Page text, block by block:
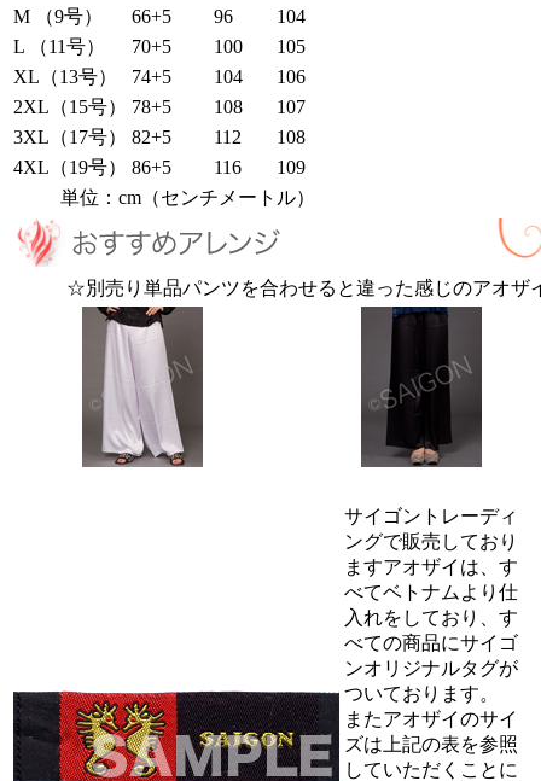
M （9号）
66+5 96
104
L （11号）
70+5 100
105
XL（13号）
74+5 104
106
2XL（15号）
78+5 108
107
3XL（17号）
82+5 112
108
4XL（19号）
86+5 116
109
単位：cm（センチメートル）
☆別売り単品パンツを合わせると違った感じのアオザ
サイゴントレーディ
ングで販売しており
ますアオザイは、す
べてベトナムより仕
入れをしており、す
べての商品にサイゴ
ンオリジナルタグが
ついております。
またアオザイのサイ
ズは上記の表を参照
していただくことに